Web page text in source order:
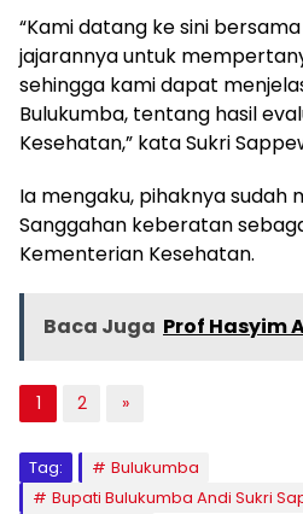
“Kami datang ke sini
jajarannya untuk
sehingga kami dapat
Bulukumba, tentang hasil
Kesehatan,” kata Sukri
Ia mengaku, pihaknya sudah
Sanggahan keberatan
Kementerian Kesehatan.
Baca Juga Prof Hasyim
1 2 »
Tag:
Bulukumba
Bupati Bulukumba Andi Sukri